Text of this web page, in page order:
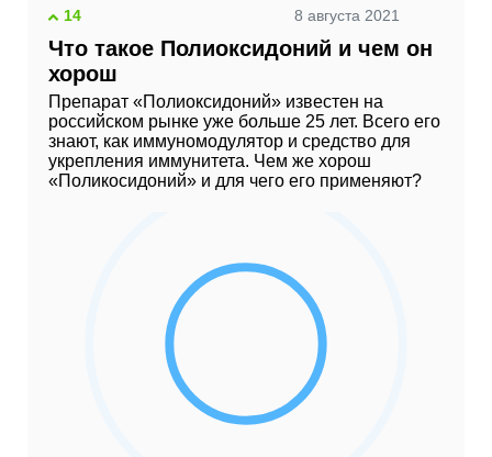
14 8 августа 2021
Что такое Полиоксидоний и чем он
хорош
Препарат «Полиоксидоний» известен на
российском рынке уже больше 25 лет. Всего его
знают, как иммуномодулятор и средство для
укрепления иммунитета. Чем же хорош
«Поликосидоний» и для чего его применяют?